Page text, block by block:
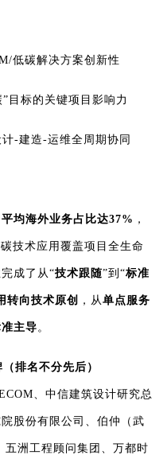
低碳解决方案创新性
”目标的关键项目影响力
计-建造-运维全周期协同
平均海外业务占比达37% ，
技术应用覆盖项目全生命
成了从“技术跟随”到“标准
转向技术原创 ，从 单点服务
主导 。
排名不分先后）
、中信建筑设计研究总
股份有限公司、伯仲（武
五洲工程顾问集团、万都时